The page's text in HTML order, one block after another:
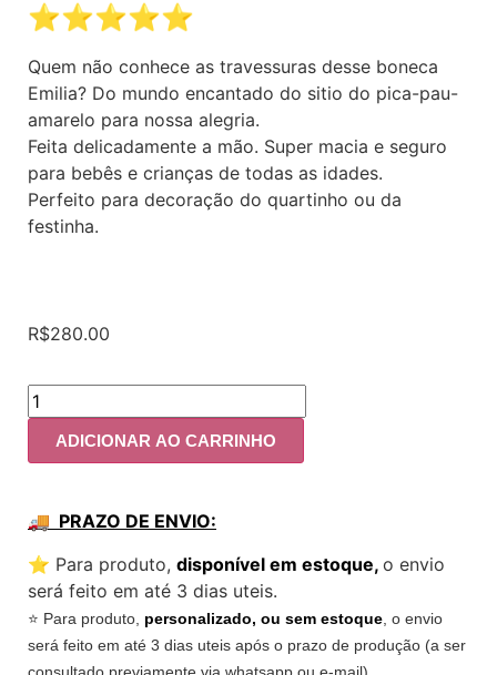
⭐️⭐️⭐️⭐️⭐️
Quem não conhece as travessuras desse boneca
Emilia? Do mundo encantado do sitio do pica-pau-
amarelo para nossa alegria.
Feita delicadamente a mão. Super macia e seguro
para bebês e crianças de todas as idades.
Perfeito para decoração do quartinho ou da
festinha.
R$280.00
ADICIONAR AO CARRINHO
🚚 PRAZO DE ENVIO:
⭐️ Para produto, disponível em estoque, o envio
será feito em até 3 dias uteis.
⭐️ Para produto, personalizado, ou sem estoque , o envio
será feito em até 3 dias uteis após o prazo de produção (a ser